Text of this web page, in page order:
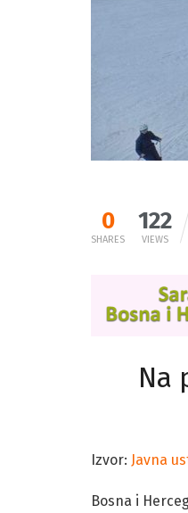
0
SHARES
122
VIEWS
Na
Izvor: Javna
Bosna i